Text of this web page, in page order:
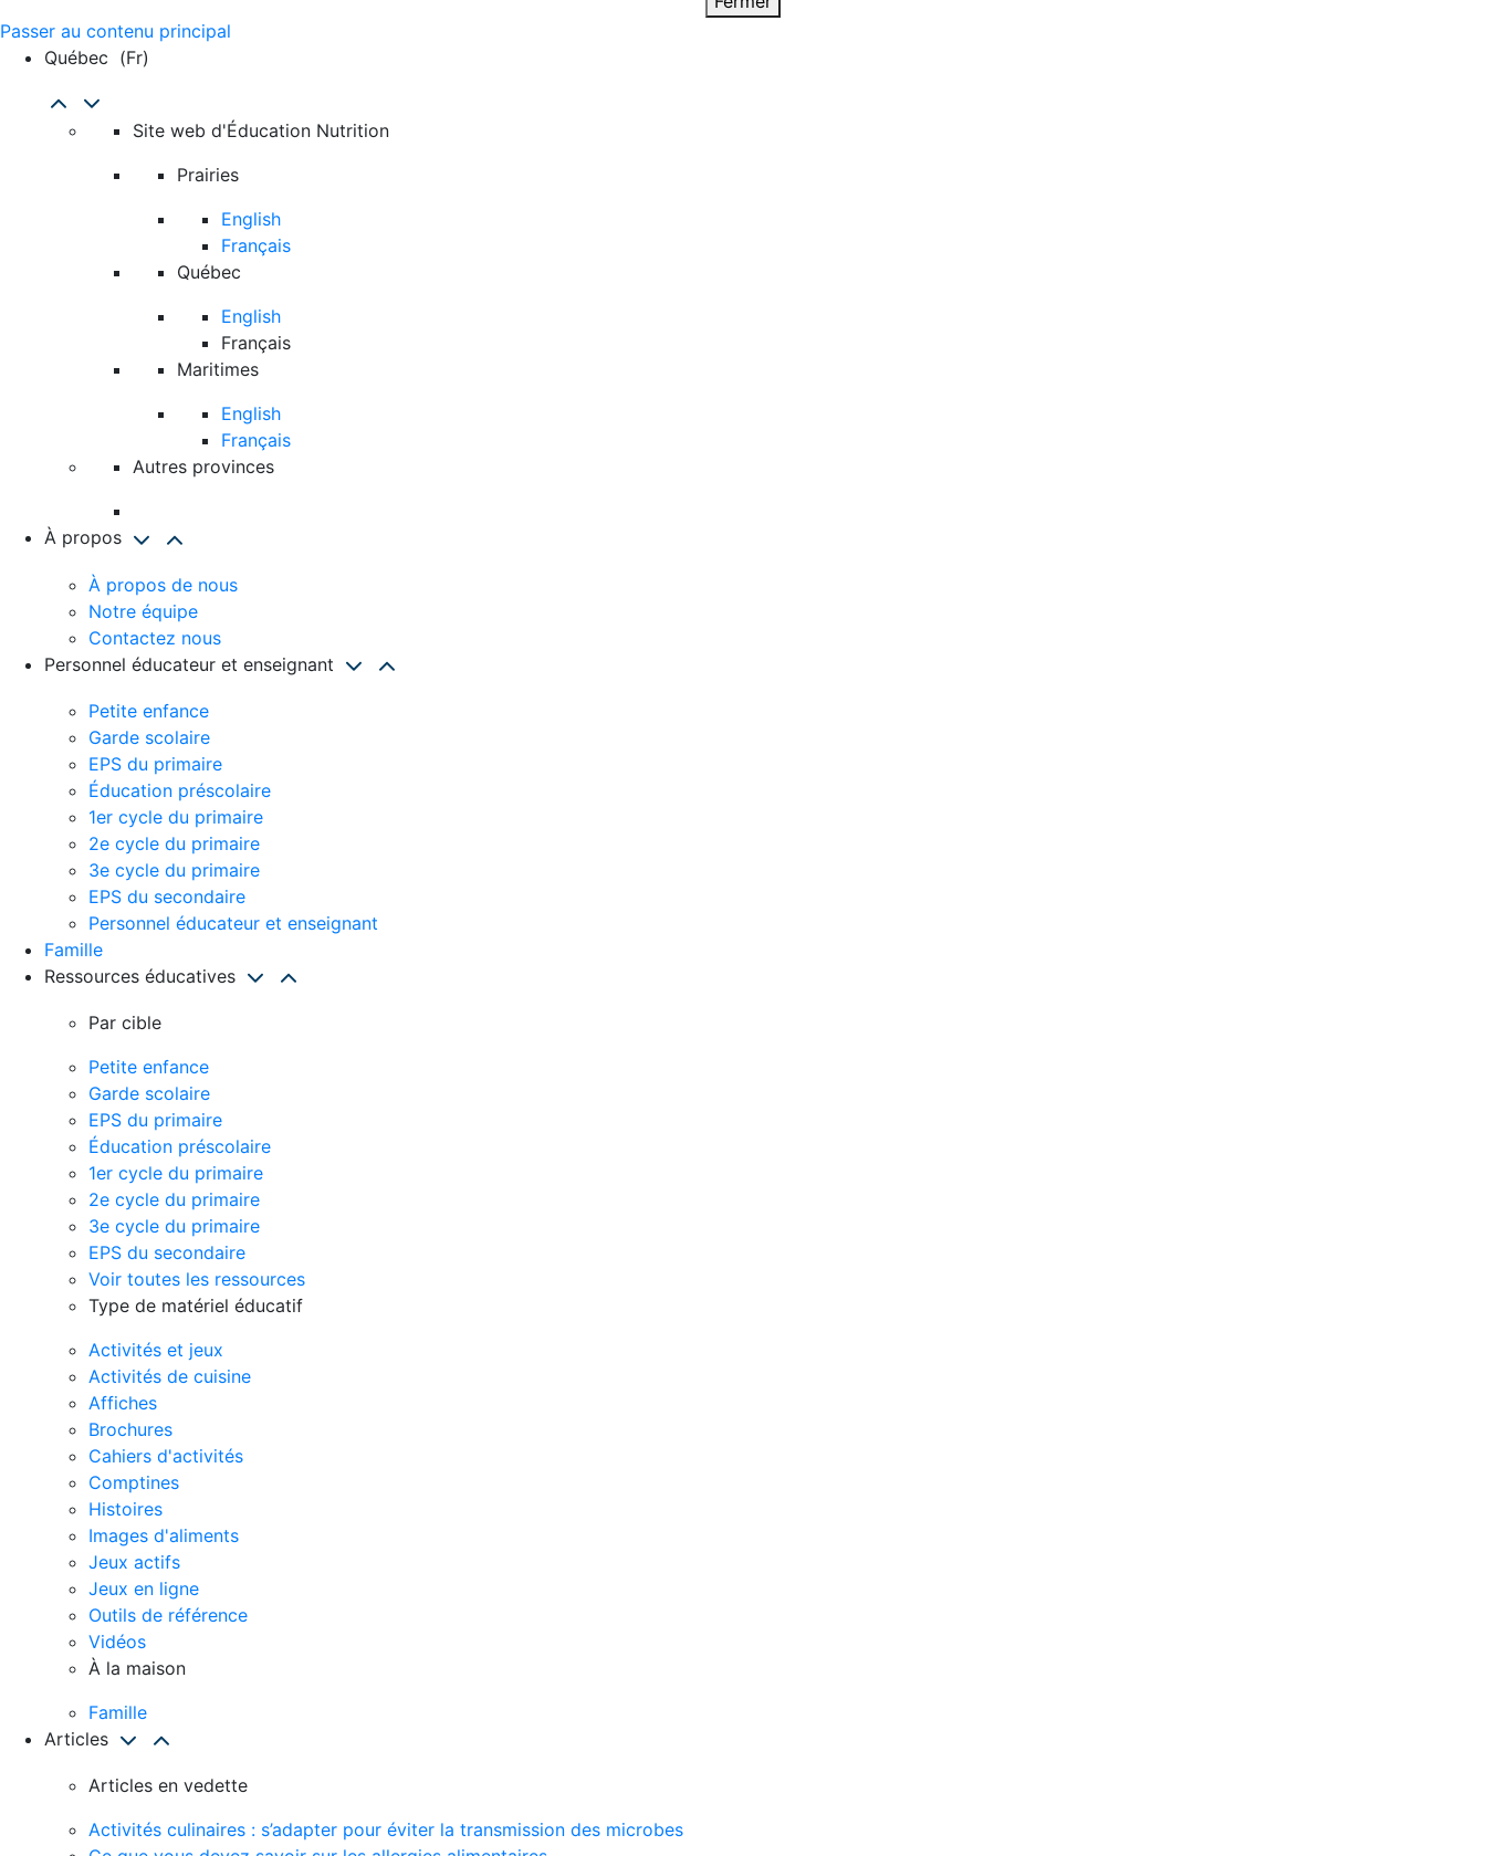
Passer au contenu principal
Québec (fr)
Site web d'Éducation Nutrition
Prairies
English
Français
Québec
English
Français
Maritimes
English
Français
Autres provinces
À propos
À propos de nous
Notre équipe
Contactez nous
Personnel éducateur et enseignant
Petite enfance
Garde scolaire
EPS du primaire
Éducation préscolaire
1er cycle du primaire
2e cycle du primaire
3e cycle du primaire
EPS du secondaire
Personnel éducateur et enseignant
Famille
Ressources éducatives
Par cible
Petite enfance
Garde scolaire
EPS du primaire
Éducation préscolaire
1er cycle du primaire
2e cycle du primaire
3e cycle du primaire
EPS du secondaire
Voir toutes les ressources
Type de matériel éducatif
Activités et jeux
Activités de cuisine
Affiches
Brochures
Cahiers d'activités
Comptines
Histoires
Images d'aliments
Jeux actifs
Jeux en ligne
Outils de référence
Vidéos
À la maison
Famille
Articles
Articles en vedette
Activités culinaires : s’adapter pour éviter la transmission des microbes